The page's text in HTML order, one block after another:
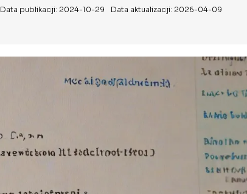
Data publikacji: 2024-10-29 Data aktualizacji: 2026-04-09